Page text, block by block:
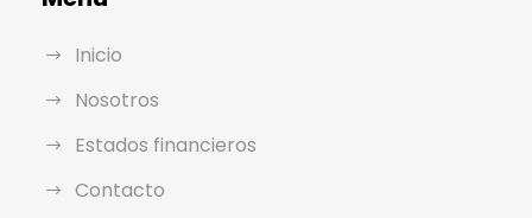
Inicio
Nosotros
Estados financieros
Contacto